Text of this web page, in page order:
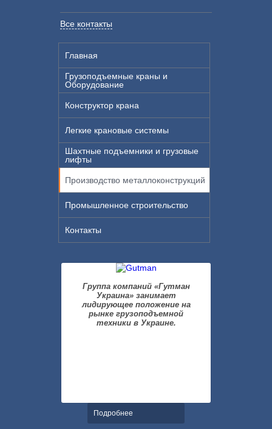
Все контакты
Группа компаний «Гутман
Украина» занимает
лидирующее положение на
рынке грузоподъемной
техники в Украине.
Подробнее
Главная
Грузоподъемные краны и
Оборудование
Конструктор крана
Легкие крановые системы
Шахтные подъемники и грузовые
лифты
Производство металлоконструкций
Промышленное строительство
Контакты